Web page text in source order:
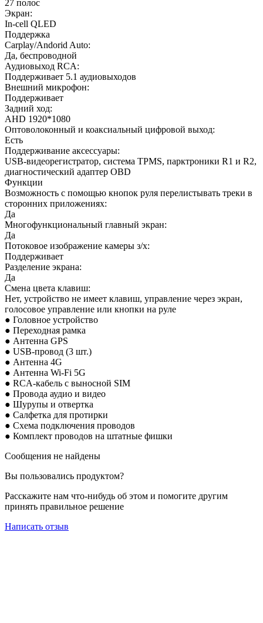
27 полос
Экран:
In-cell QLED
Поддержка
Carplay/Andorid Auto:
Да, беспроводной
Аудиовыход RCA:
Поддерживает 5.1 аудиовыходов
Внешний микрофон:
Поддерживает
Задний ход:
AHD 1920*1080
Оптоволоконный и коаксиальный цифровой выход:
Есть
Поддерживание аксессуары:
USB-видеорегистратор, система TPMS, парктроники R1 и R2,
диагностический адаптер OBD
Функции
Возможность с помощью кнопок руля перелистывать треки в
сторонних приложениях:
Да
Многофункциональный главный экран:
Да
Потоковое изображение камеры з/х:
Поддерживает
Разделение экрана:
Да
Смена цвета клавиш:
Нет, устройство не имеет клавиш, управление через экран,
голосовое управление или кнопки на руле
● Головное устройство
● Переходная рамка
● Антенна GPS
● USB-провод (3 шт.)
● Антенна 4G
● Антенна Wi-Fi 5G
● RCA-кабель с выносной SIM
● Провода аудио и видео
● Шурупы и отвертка
● Салфетка для протирки
● Схема подключения проводов
● Комплект проводов на штатные фишки
Сообщения не найдены
Вы пользовались продуктом?
Расскажите нам что-нибудь об этом и помогите другим
принять правильное решение
Написать отзыв